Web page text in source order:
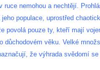
nemohou a nechtějí.
populace, uprostřed
povolá pouze ty, kteří mají
důchodovém věku. Velké
že výhrada svědomí